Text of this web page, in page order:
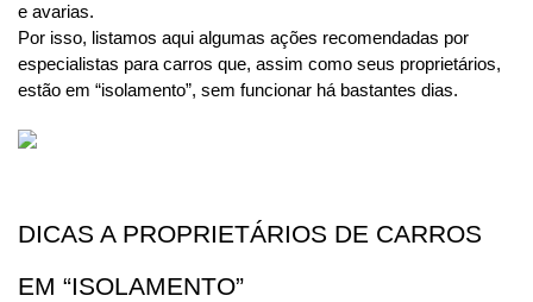
e avarias.
Por isso, listamos aqui algumas ações recomendadas por
especialistas para carros que, assim como seus proprietários,
estão em “isolamento”, sem funcionar há bastantes dias.
DICAS A PROPRIETÁRIOS DE CARROS
EM “ISOLAMENTO”